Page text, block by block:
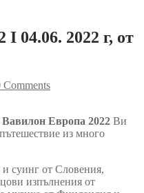
04.06. 2022 г, от
Comments
Вавилон Европа 2022 Ви
из много
суинг от Словения,
изпълнения от